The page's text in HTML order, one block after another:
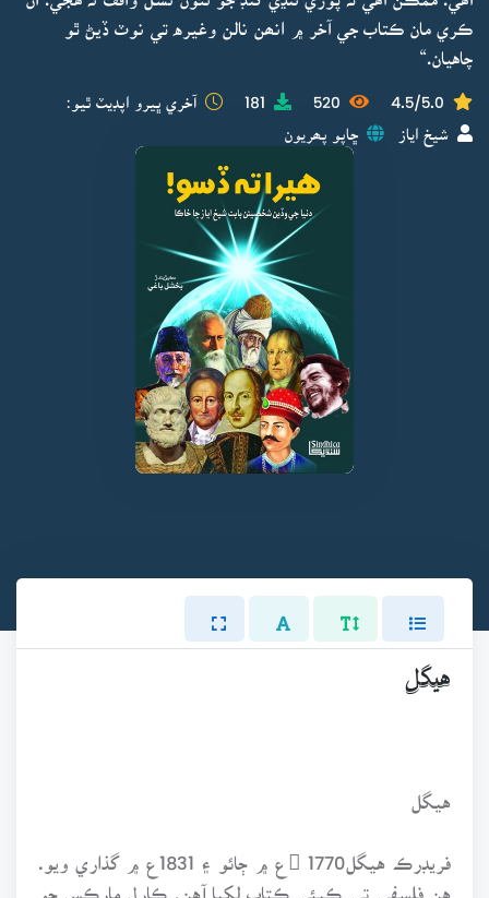
ڪري مان ڪتاب جي آخر ۾ انھن نالن وغيره تي نوٽ ڏيڻ ٿو
چاهيان.“
4.5/5.0
520
181 آخري ڀيرو اپڊيٽ ٿيو:
شيخ اياز ڇاپو پھريون
هيگل
هيگل
فريڊرڪ هيگل 1770ع ۾ ڄائو ۽ 1831ع ۾ گذاري ويو.
هن فلسفي تي ڪيئي ڪتاب لکيا آهن. ڪارل مارڪس جو